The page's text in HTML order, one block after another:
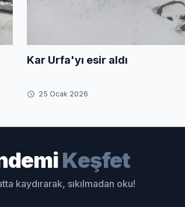
Kar Urfa'yı esir aldı
25 Ocak 2026
Keşfet
kaydırarak, sıkılmadan oku!